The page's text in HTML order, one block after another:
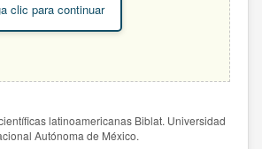
clic para continuar
latinoamericanas Biblat. Universidad
Autónoma de México.